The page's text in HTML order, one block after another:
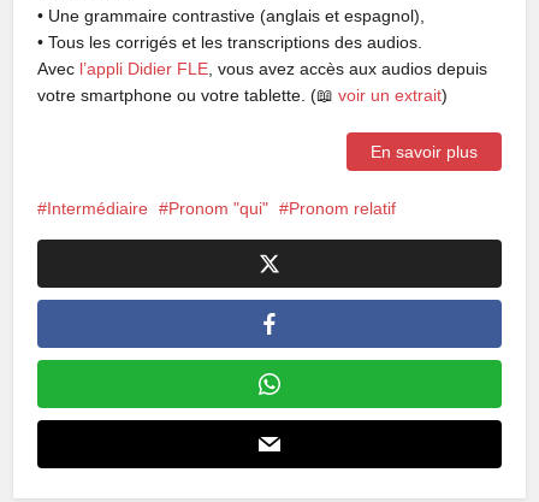
• Une grammaire contrastive (anglais et espagnol),
• Tous les corrigés et les transcriptions des audios.
Avec l’appli Didier FLE , vous avez accès aux audios depuis
votre smartphone ou votre tablette. (📖voir un extrait)
En savoir plus
Intermédiaire Pronom "qui" Pronom relatif